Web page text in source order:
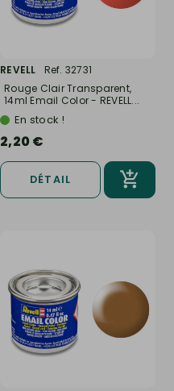
REVELL
Ref. 32731
Rouge Clair Transparent,
14ml Email Color - REVELL...
En stock !
2,20 €
DÉTAIL